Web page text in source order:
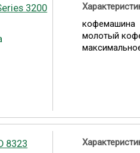
3200
кофемашина
молотый
8323